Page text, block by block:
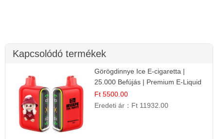
Kapcsolódó termékek
Görögdinnye Ice E-cigaretta |
25.000 Befújás | Premium E-Liquid
Ft 5500.00
Eredeti ár： Ft 11932.00